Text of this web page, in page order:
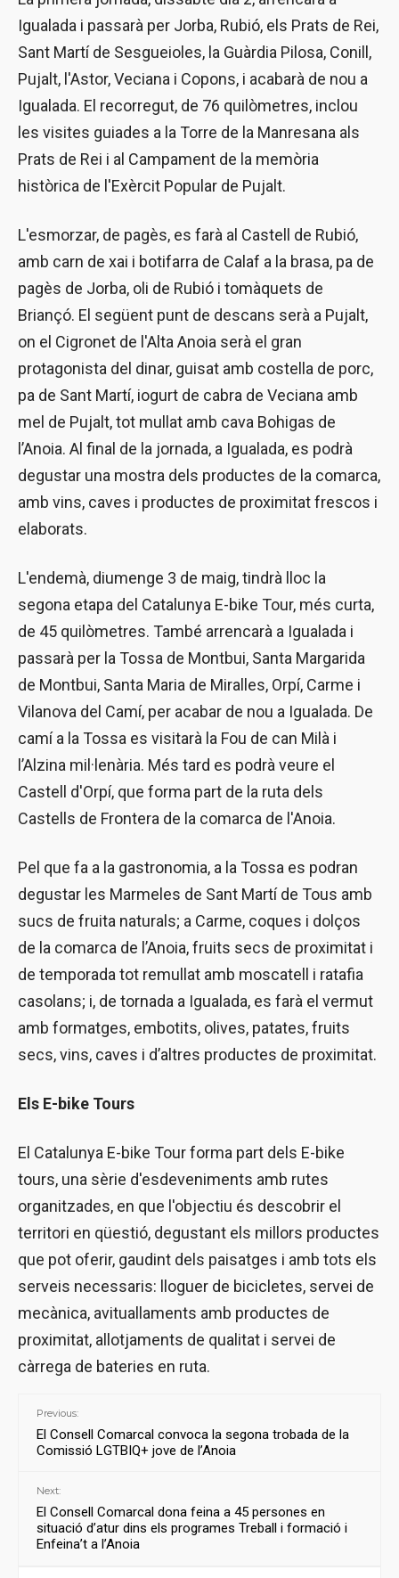
Igualada i passarà per Jorba, Rubió, els Prats de Rei,
Sant Martí de Sesgueioles, la Guàrdia Pilosa, Conill,
Pujalt, l'Astor, Veciana i Copons, i acabarà de nou a
Igualada. El recorregut, de 76 quilòmetres, inclou
les visites guiades a la Torre de la Manresana als
Prats de Rei i al Campament de la memòria
històrica de l'Exèrcit Popular de Pujalt.
L'esmorzar, de pagès, es farà al Castell de Rubió,
amb carn de xai i botifarra de Calaf a la brasa, pa de
pagès de Jorba, oli de Rubió i tomàquets de
Briançó. El següent punt de descans serà a Pujalt,
on el Cigronet de l'Alta Anoia serà el gran
protagonista del dinar, guisat amb costella de porc,
pa de Sant Martí, iogurt de cabra de Veciana amb
mel de Pujalt, tot mullat amb cava Bohigas de
l’Anoia. Al final de la jornada, a Igualada, es podrà
degustar una mostra dels productes de la comarca,
amb vins, caves i productes de proximitat frescos i
elaborats.
L'endemà, diumenge 3 de maig, tindrà lloc la
segona etapa del Catalunya E-bike Tour, més curta,
de 45 quilòmetres. També arrencarà a Igualada i
passarà per la Tossa de Montbui, Santa Margarida
de Montbui, Santa Maria de Miralles, Orpí, Carme i
Vilanova del Camí, per acabar de nou a Igualada. De
camí a la Tossa es visitarà la Fou de can Milà i
l’Alzina mil·lenària. Més tard es podrà veure el
Castell d'Orpí, que forma part de la ruta dels
Castells de Frontera de la comarca de l'Anoia.
Pel que fa a la gastronomia, a la Tossa es podran
degustar les Marmeles de Sant Martí de Tous amb
sucs de fruita naturals; a Carme, coques i dolços
de la comarca de l’Anoia, fruits secs de proximitat i
de temporada tot remullat amb moscatell i ratafia
casolans; i, de tornada a Igualada, es farà el vermut
amb formatges, embotits, olives, patates, fruits
secs, vins, caves i d’altres productes de proximitat.
Els E-bike Tours
El Catalunya E-bike Tour forma part dels E-bike
tours, una sèrie d'esdeveniments amb rutes
organitzades, en que l'objectiu és descobrir el
territori en qüestió, degustant els millors productes
que pot oferir, gaudint dels paisatges i amb tots els
serveis necessaris: lloguer de bicicletes, servei de
mecànica, avituallaments amb productes de
proximitat, allotjaments de qualitat i servei de
càrrega de bateries en ruta.
Previous:
El Consell Comarcal convoca la segona trobada de la
Comissió LGTBIQ+ jove de l’Anoia
Next:
El Consell Comarcal dona feina a 45 persones en
situació d’atur dins els programes Treball i formació i
Enfeina’t a l’Anoia